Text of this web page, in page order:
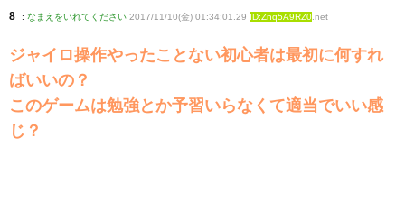
8 : なまえをいれてください 2017/11/10(金) 01:34:01.29 ID:Znq5A9RZ0 .net
ジャイロ操作やったことない初心者は最初に何すれ
ばいいの？
このゲームは勉強とか予習いらなくて適当でいい感
じ？